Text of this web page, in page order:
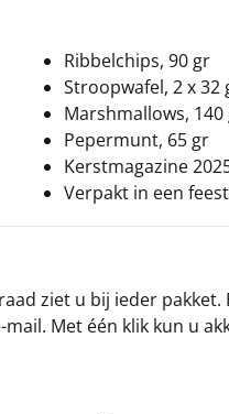
Ribbelchips, 90 gr
Stroopwafel, 2 x 32
Marshmallows, 140
Pepermunt, 65 gr
Kerstmagazine
Verpakt in een
ziet u bij ieder
Met één klik kun u